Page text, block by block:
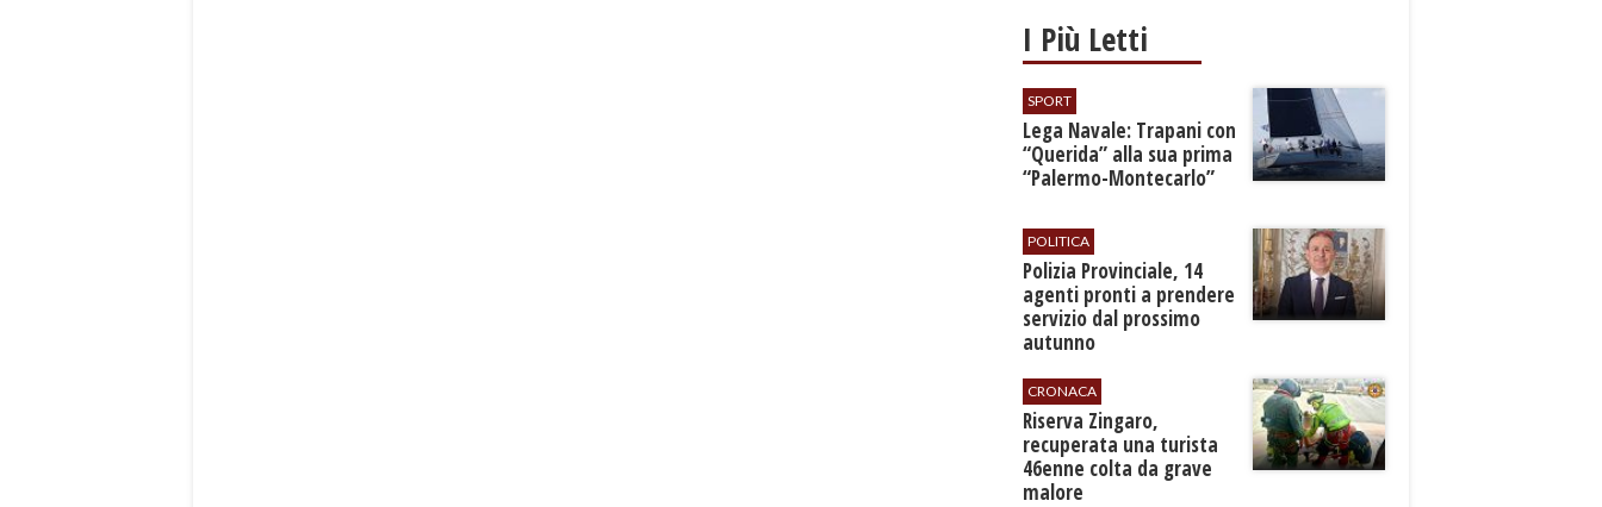
I Più Letti
SPORT
​Lega Navale: Trapani con
“Querida” alla sua prima
“Palermo-Montecarlo”
POLITICA
​Polizia Provinciale, 14
agenti pronti a prendere
servizio dal prossimo
autunno
CRONACA
​Riserva Zingaro,
recuperata una turista
46enne colta da grave
malore